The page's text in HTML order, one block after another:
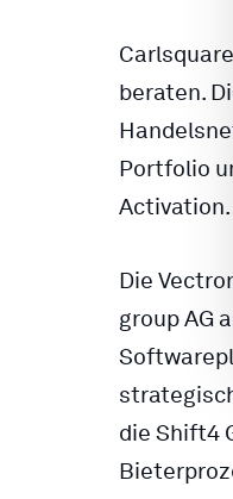
beraten.
Portfolio
Activation.
Die
group AG
die Shift4